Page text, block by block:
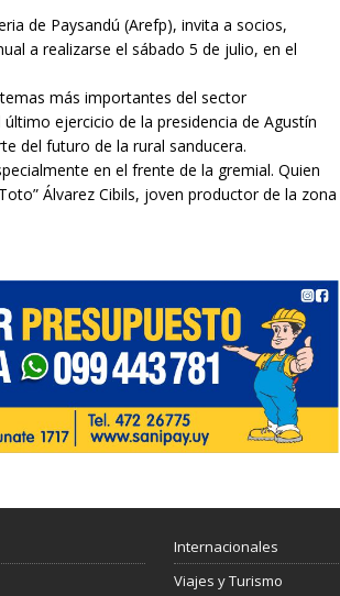
de Paysandú (Arefp), invita a socios,
a realizarse el sábado 5 de julio, en el
más importantes del sector
ejercicio de la presidencia de Agustín
del futuro de la rural sanducera.
en el frente de la gremial. Quien
Álvarez Cibils, joven productor de la zona
Internacionales
Viajes y Turismo